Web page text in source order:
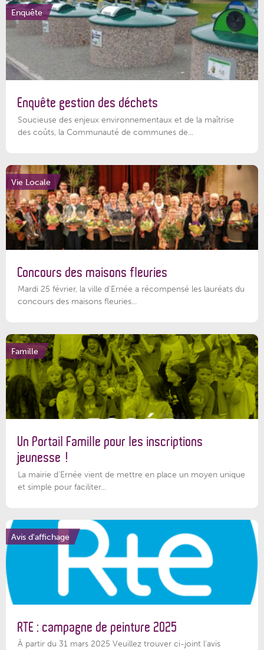
Enquête
Enquête gestion des déchets
Soucieuse des enjeux environnementaux et de la maîtrise
des coûts, la Communauté de communes de...
Vie Locale
Concours des maisons fleuries
Mardi 25 février, la ville d'Ernée a récompensé les lauréats du
concours des maisons fleuries...
Famille
Un Portail Famille pour les inscriptions
jeunesse !
La mairie d’Ernée vient de mettre en place un moyen unique
et simple pour faciliter...
Avis d'affichage
RTE : campagne de peinture 2025
À partir du 31 mars 2025 Veuillez trouver ci-joint l'avis